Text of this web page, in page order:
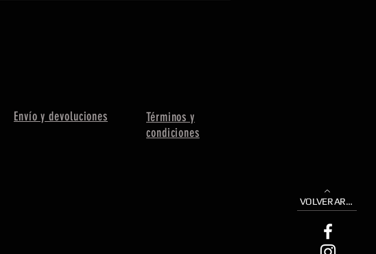
VOLVER ARRIBA
Envío y devoluciones
Términos y
condiciones